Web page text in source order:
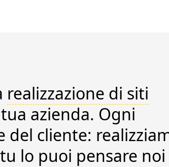
realizzazione di siti
azienda. Ogni
del cliente:
lo puoi pensare noi